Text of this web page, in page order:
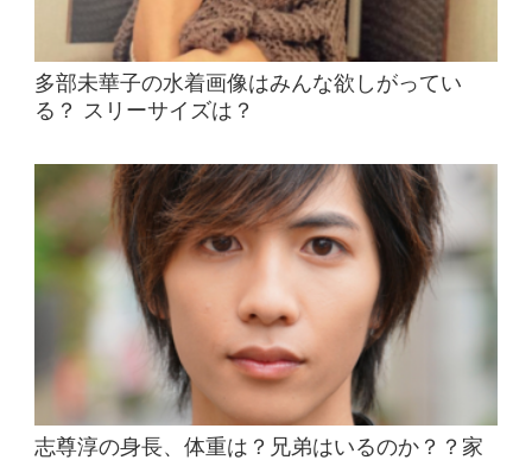
多部未華子の水着画像はみんな欲しがってい
る？ スリーサイズは？
志尊淳の身長、体重は？兄弟はいるのか？？家